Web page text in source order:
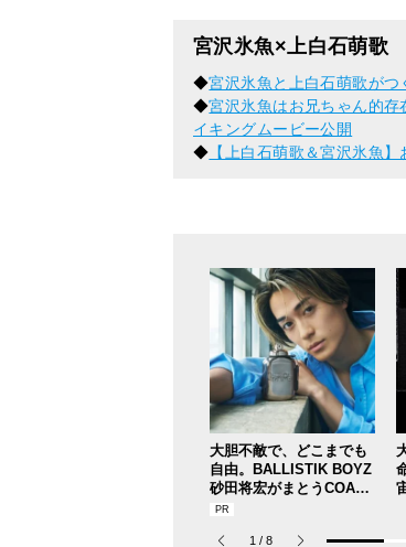
宮沢氷魚×上白石萌歌
◆宮沢氷魚と上白石萌歌が
◆宮沢氷魚はお兄ちゃん的
イキングムービー公開
◆ 【上白石萌歌＆宮沢氷魚
大胆不敵で、どこまでも
自由。BALLISTIK BOYZ
砂田将宏がまとうCOACH
の新作フレグランス「コ
1 / 8